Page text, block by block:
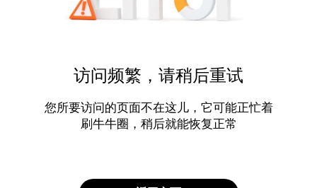
访问频繁，请稍后重试
您所要访问的页面不在这儿，它可能正忙着
刷牛牛圈，稍后就能恢复正常